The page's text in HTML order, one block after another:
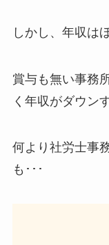
しかし、年収は
賞与も無い事務
く年収がダウン
何より社労士事
も･･･